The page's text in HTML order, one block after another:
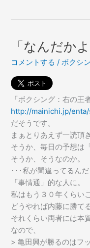
数
派
で
し
ょ
う
が･･･。
に
少
数
派
で
し
ょ
う
が･･･。
「なんだか
コメントする / ボクシ
「ボクシング：右の
http://mainichi.jp/
だそうです。
まぁとりあえず一読頂
そうか、毎日の予想は
そうか、そうなのか。
･･･私が間違ってるん
「事情通」的な人に。
私はもう３０年くらい
どうやれば内藤に勝て
それくらい両者には本
なので、
> 亀田興が勝るのはフ